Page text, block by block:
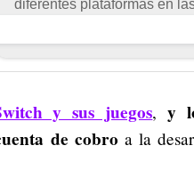
diferentes plataformas en
y sus juegos,y
de cobro a la